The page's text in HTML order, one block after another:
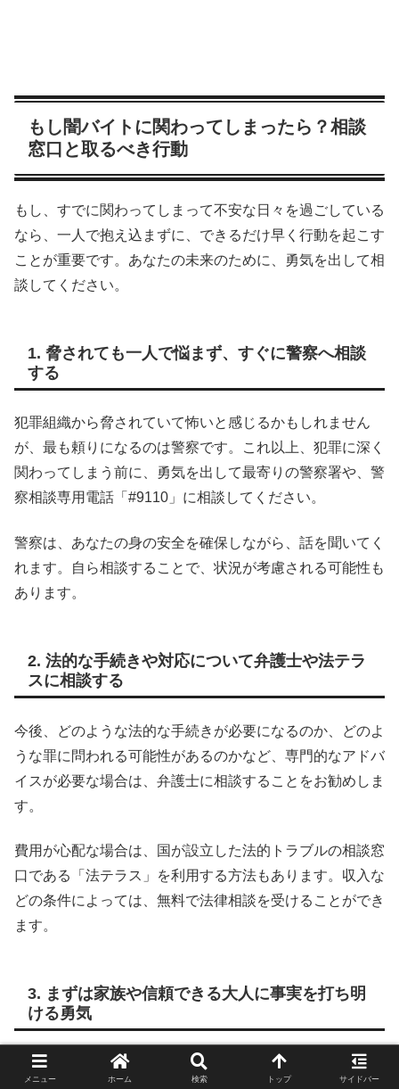
もし闇バイトに関わってしまったら？相談
窓口と取るべき行動
もし、すでに関わってしまって不安な日々を過ごしている
なら、一人で抱え込まずに、できるだけ早く行動を起こす
ことが重要です。あなたの未来のために、勇気を出して相
談してください。
1. 脅されても一人で悩まず、すぐに警察へ相談
する
犯罪組織から脅されていて怖いと感じるかもしれません
が、最も頼りになるのは警察です。これ以上、犯罪に深く
関わってしまう前に、勇気を出して最寄りの警察署や、警
察相談専用電話「#9110」に相談してください。
警察は、あなたの身の安全を確保しながら、話を聞いてく
れます。自ら相談することで、状況が考慮される可能性も
あります。
2. 法的な手続きや対応について弁護士や法テラ
スに相談する
今後、どのような法的な手続きが必要になるのか、どのよ
うな罪に問われる可能性があるのかなど、専門的なアドバ
イスが必要な場合は、弁護士に相談することをお勧めしま
す。
費用が心配な場合は、国が設立した法的トラブルの相談窓
口である「法テラス」を利用する方法もあります。収入な
どの条件によっては、無料で法律相談を受けることができ
ます。
3. まずは家族や信頼できる大人に事実を打ち明
ける勇気
警察や弁護士に相談するのはハードルが高いと感じるかも
メニュー ホーム 検索 トップ サイドバー